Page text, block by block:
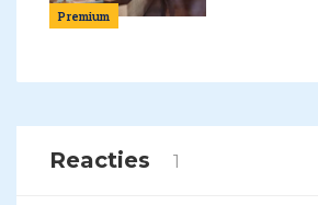
Premium
Reacties 1